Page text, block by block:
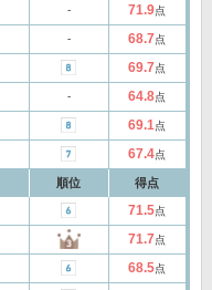
‐ 71.9点
‐ 68.7点
69.7点
‐ 64.8点
69.1点
67.4点
順位 得点
71.5点
71.7点
68.5点